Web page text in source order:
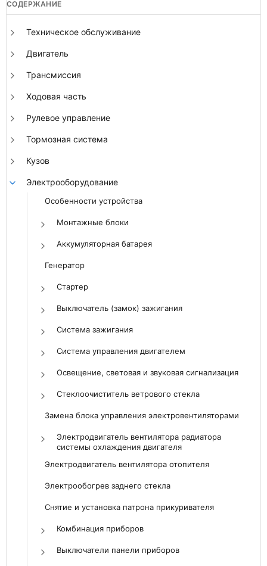
СОДЕРЖАНИЕ
Техническое обслуживание
Двигатель
Трансмиссия
Ходовая часть
Рулевое управление
Тормозная система
Кузов
Электрооборудование
Особенности устройства
Монтажные блоки
Аккумуляторная батарея
Генератор
Стартер
Выключатель (замок) зажигания
Система зажигания
Система управления двигателем
Освещение, световая и звуковая сигнализация
Стеклоочиститель ветрового стекла
Замена блока управления электровентиляторами
Электродвигатель вентилятора радиатора
системы охлаждения двигателя
Электродвигатель вентилятора отопителя
Электрообогрев заднего стекла
Снятие и установка патрона прикуривателя
Комбинация приборов
Выключатели панели приборов